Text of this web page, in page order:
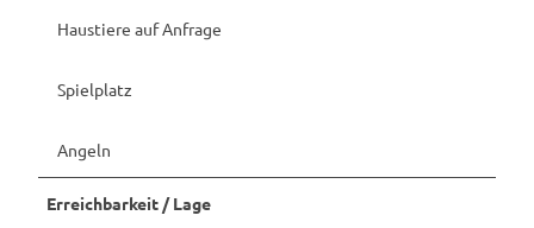
Haustiere auf Anfrage
Spielplatz
Angeln
Erreichbarkeit / Lage